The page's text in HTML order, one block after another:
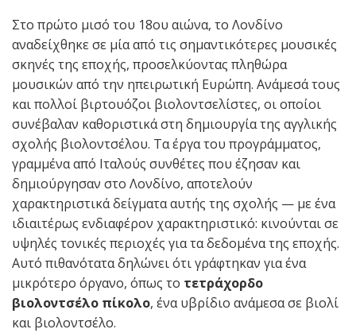
Στο πρώτο μισό του 18ου αιώνα, το Λονδίνο
αναδείχθηκε σε μία από τις σημαντικότερες μουσικές
σκηνές της εποχής, προσελκύοντας πληθώρα
μουσικών από την ηπειρωτική Ευρώπη. Ανάμεσά τους
και πολλοί βιρτουόζοι βιολοντσελίστες, οι οποίοι
συνέβαλαν καθοριστικά στη δημιουργία της αγγλικής
σχολής βιολοντσέλου. Τα έργα του προγράμματος,
γραμμένα από Ιταλούς συνθέτες που έζησαν και
δημιούργησαν στο Λονδίνο, αποτελούν
χαρακτηριστικά δείγματα αυτής της σχολής — με ένα
ιδιαιτέρως ενδιαφέρον χαρακτηριστικό: κινούνται σε
υψηλές τονικές περιοχές για τα δεδομένα της εποχής.
Αυτό πιθανότατα δηλώνει ότι γράφτηκαν για ένα
μικρότερο όργανο, όπως το τετράχορδο
βιολοντσέλο πίκολο, ένα υβρίδιο ανάμεσα σε βιολί
και βιολοντσέλο.